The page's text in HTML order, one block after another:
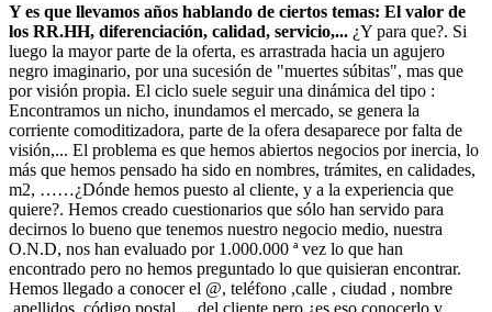
Y es que llevamos años hablando de ciertos temas: El valor de
los RR.HH, diferenciación, calidad, servicio,... ¿Y para que?. Si
luego la mayor parte de la oferta, es arrastrada hacia un agujero
negro imaginario, por una sucesión de "muertes súbitas", mas que
por visión propia. El ciclo suele seguir una dinámica del tipo :
Encontramos un nicho, inundamos el mercado, se genera la
corriente comoditizadora, parte de la ofera desaparece por falta de
visión,... El problema es que hemos abiertos negocios por inercia, lo
más que hemos pensado ha sido en nombres, trámites, en calidades,
m2, ……¿Dónde hemos puesto al cliente, y a la experiencia que
quiere?. Hemos creado cuestionarios que sólo han servido para
decirnos lo bueno que tenemos nuestro negocio medio, nuestra
O.N.D, nos han evaluado por 1.000.000 ª vez lo que han
encontrado pero no hemos preguntado lo que quisieran encontrar.
Hemos llegado a conocer el @, teléfono ,calle , ciudad , nombre
,apellidos, código postal,…del cliente pero ¿es eso conocerlo y